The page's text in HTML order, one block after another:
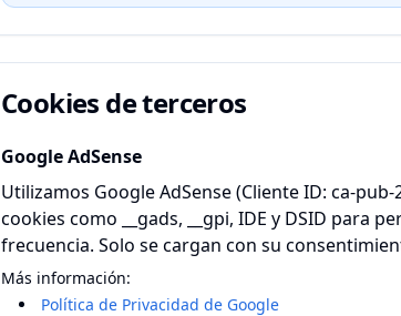
Cookies de terceros
Google AdSense
Utilizamos Google AdSense (Cliente ID: ca-
cookies como __gads, __gpi, IDE y DSID para
frecuencia. Solo se cargan con su
Más información:
Política de Privacidad de Google